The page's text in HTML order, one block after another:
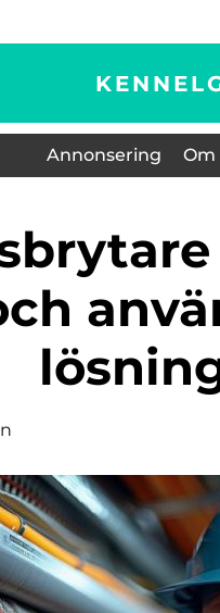
Annonsering Om